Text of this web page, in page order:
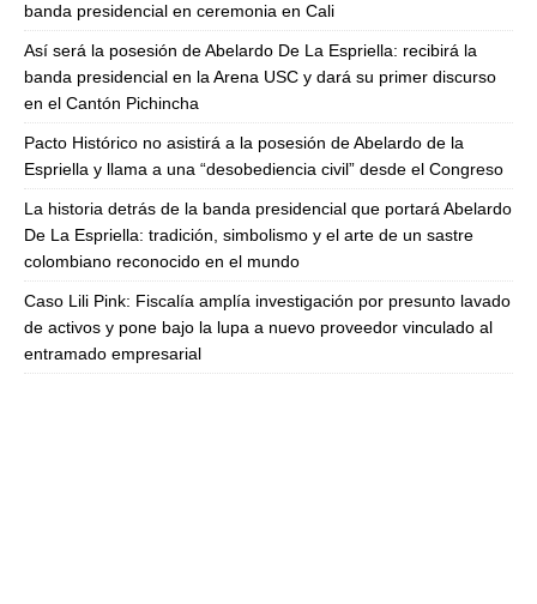
banda presidencial en ceremonia en Cali
Así será la posesión de Abelardo De La Espriella: recibirá la
banda presidencial en la Arena USC y dará su primer discurso
en el Cantón Pichincha
Pacto Histórico no asistirá a la posesión de Abelardo de la
Espriella y llama a una “desobediencia civil” desde el Congreso
La historia detrás de la banda presidencial que portará Abelardo
De La Espriella: tradición, simbolismo y el arte de un sastre
colombiano reconocido en el mundo
Caso Lili Pink: Fiscalía amplía investigación por presunto lavado
de activos y pone bajo la lupa a nuevo proveedor vinculado al
entramado empresarial